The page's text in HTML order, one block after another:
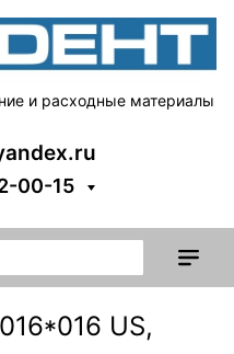
и расходные материалы
00-15
US,